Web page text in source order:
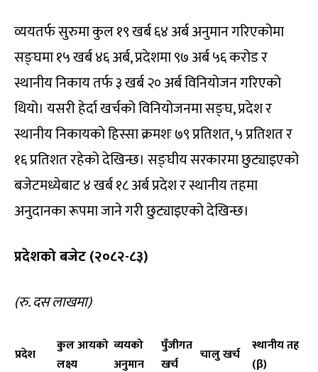
व्ययतर्फ सुरुमा कुल १९ खर्ब ६४ अर्ब अनुमान गरिएकोमा
सङ्घमा १५ खर्ब ४६ अर्ब, प्रदेशमा ९७ अर्ब ५६ करोड र
स्थानीय निकाय तर्फ ३ खर्ब २० अर्ब विनियोजन गरिएको
थियो। यसरी हेर्दा खर्चको विनियोजनमा सङ्घ, प्रदेश र
स्थानीय निकायको हिस्सा क्रमशः ७९ प्रतिशत, ५ प्रतिशत र
१६ प्रतिशत रहेको देखिन्छ। सङ्घीय सरकारमा छुट्याइएको
बजेटमध्येबाट ४ खर्ब १८ अर्ब प्रदेश र स्थानीय तहमा
अनुदानका रूपमा जाने गरी छुट्याइएको देखिन्छ।
प्रदेशको बजेट (२०८२-८३)
(रु. दस लाखमा)
प्रदेश
कुल आयको
लक्ष्य
व्ययको
अनुमान
पुँजीगत
खर्च
चालु खर्च
स्थानीय तह
(β)